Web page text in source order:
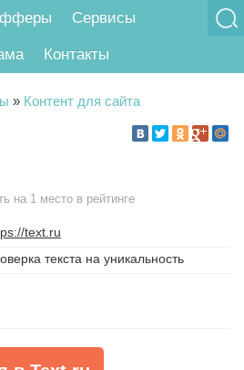
Сервисы
Контакты
» Контент для сайта
на 1 место в рейтинге
text.ru
текста на уникальность